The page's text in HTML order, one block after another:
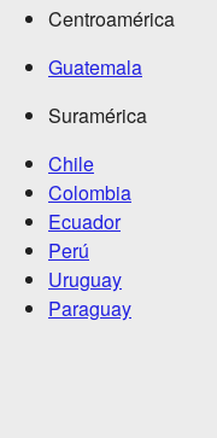
Centroamérica
Guatemala
Suramérica
Chile
Colombia
Ecuador
Perú
Uruguay
Paraguay